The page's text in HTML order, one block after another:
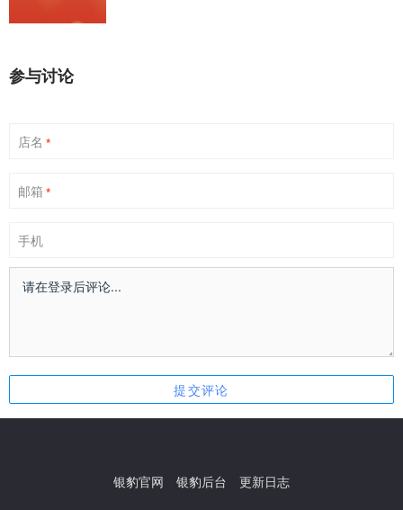
参与讨论
店名 *
邮箱 *
手机
银豹官网 银豹后台 更新日志